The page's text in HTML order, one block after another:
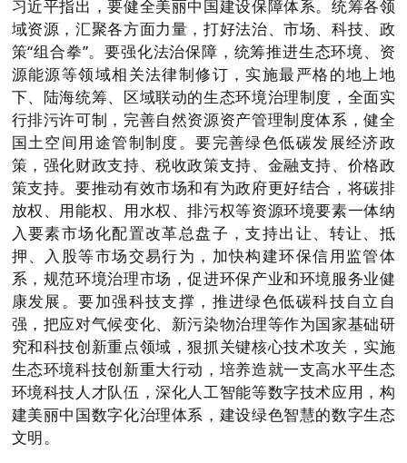
习近平指出，要健全美丽中国建设保障体系。统筹各领
域资源，汇聚各方面力量，打好法治、市场、科技、政
策“组合拳”。要强化法治保障，统筹推进生态环境、资
源能源等领域相关法律制修订，实施最严格的地上地
下、陆海统筹、区域联动的生态环境治理制度，全面实
行排污许可制，完善自然资源资产管理制度体系，健全
国土空间用途管制制度。要完善绿色低碳发展经济政
策，强化财政支持、税收政策支持、金融支持、价格政
策支持。要推动有效市场和有为政府更好结合，将碳排
放权、用能权、用水权、排污权等资源环境要素一体纳
入要素市场化配置改革总盘子，支持出让、转让、抵
押、入股等市场交易行为，加快构建环保信用监管体
系，规范环境治理市场，促进环保产业和环境服务业健
康发展。要加强科技支撑，推进绿色低碳科技自立自
强，把应对气候变化、新污染物治理等作为国家基础研
究和科技创新重点领域，狠抓关键核心技术攻关，实施
生态环境科技创新重大行动，培养造就一支高水平生态
环境科技人才队伍，深化人工智能等数字技术应用，构
建美丽中国数字化治理体系，建设绿色智慧的数字生态
文明。